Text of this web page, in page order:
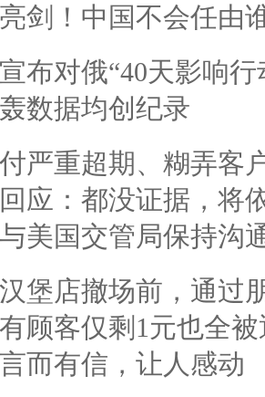
剑！中国不会任由
布对俄“40天影响
数据均创纪录
严重超期、糊弄客
应：都没证据，将
美国交管局保持沟
堡店撤场前，通过
顾客仅剩1元也全
而有信，让人感动